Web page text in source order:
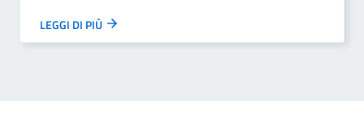
LEGGI DI PIÙ